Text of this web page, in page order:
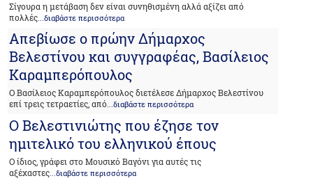
Σίγουρα η μετάβαση δεν είναι συνηθισμένη αλλά αξίζει από
πολλές...διαβάστε περισσότερα
Απεβίωσε ο πρώην Δήμαρχος
Βελεστίνου και συγγραφέας, Βασίλειος
Καραμπερόπουλος
Ο Βασίλειος Καραμπερόπουλος διετέλεσε Δήμαρχος Βελεστίνου
επί τρεις τετραετίες, από...διαβάστε περισσότερα
Ο Βελεστινιώτης που έζησε τον
ημιτελικό του ελληνικού έπους
Ο ίδιος, γράφει στο Μουσικό Βαγόνι για αυτές τις
αξέχαστες ...διαβάστε περισσότερα